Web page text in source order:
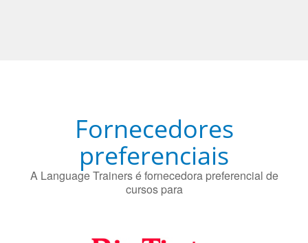
Fornecedores
preferenciais
A Language Trainers é fornecedora preferencial de
cursos para